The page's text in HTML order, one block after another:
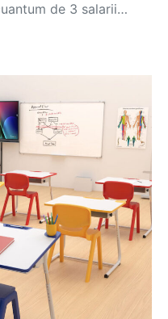
de 3 salarii…